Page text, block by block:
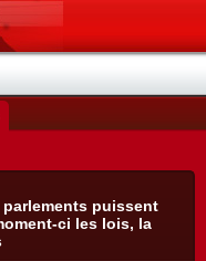
puissent
ci les lois, la